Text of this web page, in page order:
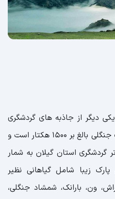
دیگر از جاذبه های گردشگری
شهر آستارا می باشد، این پارک جنگلی بالغ بر 1500 هکتار است و
61 منطقه برتر گردشگری استان گیلان به شمار
زیبا شامل گیاهانی نظیر
ون، بارانک، شمشاد جنگلی،